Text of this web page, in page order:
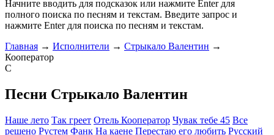
Начните вводить для подсказок или нажмите Enter для
полного поиска по песням и текстам. Введите запрос и
нажмите Enter для поиска по песням и текстам.
Главная → Исполнители → Стрыкало Валентин →
Кооператор
С
Песни Стрыкало Валентин
Наше лето Так греет Отель Кооператор Чувак тебе 45 Все
решено Рустем Фанк На каене Перестаю его любить Русский